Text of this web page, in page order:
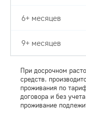
6+ месяцев
9+ месяцев
При досрочном
средств,
проживания по
договора и без
проживание